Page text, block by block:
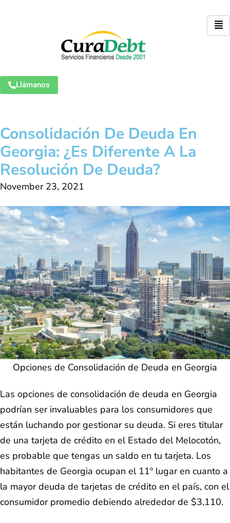
Llámanos
Consolidación De Deuda En
Georgia: ¿Es Diferente A La
Resolución De Deuda?
November 23, 2021
Opciones de Consolidación de Deuda en Georgia
Las opciones de consolidación de deuda en Georgia
podrían ser invaluables para los consumidores que
están luchando por gestionar su deuda. Si eres titular
de una tarjeta de crédito en el Estado del Melocotón,
es probable que tengas un saldo en tu tarjeta. Los
habitantes de Georgia ocupan el 11º lugar en cuanto a
la mayor deuda de tarjetas de crédito en el país, con el
consumidor promedio debiendo alrededor de $3,110.